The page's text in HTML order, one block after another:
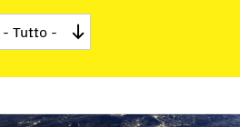
Soluzioni chiavi in mano
Monitoraggio e controllo
Software